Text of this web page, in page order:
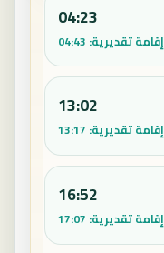
04:23
إقامة تقديرية: 04:43
13:02
إقامة تقديرية: 13:17
16:52
إقامة تقديرية: 17:07